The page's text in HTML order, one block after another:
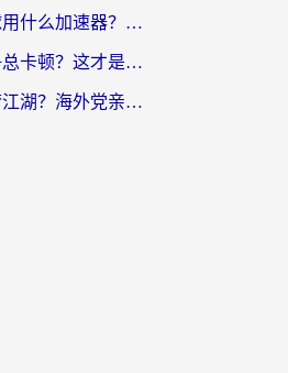
苹果打实况足球用什么加速器？海外党亲测有效的国服游戏加速指南
海外玩装甲战争总卡顿？这才是玩装甲战争最好的加速器（附马来西亚玩重装上阵攻略）
欧洲如何玩一梦江湖？海外党亲测有效的国服游戏加速指南